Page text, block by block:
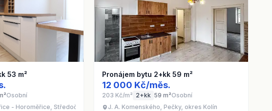
53 m²
Osobní
- Horoměřice, Středočeský kraj
Pronájem bytu 2+kk 59 m²
12 000 Kč/měs.
203 Kč/m² 2+kk 59 m²Osobní
J. A. Komenského, Pečky, okres Kolín